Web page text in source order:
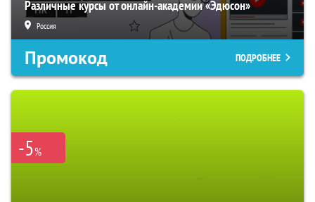
Различные курсы от онлайн-академии «Эдюсон»
Россия
Промокод ПОДРОБНЕЕ
-5%